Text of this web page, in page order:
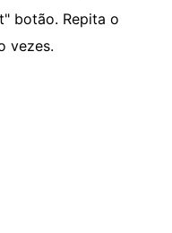
botão. Repita o
vezes.